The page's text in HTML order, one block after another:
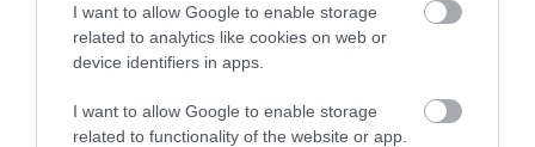
I want to allow Google to enable storage
related to analytics like cookies on web or
device identifiers in apps.
I want to allow Google to enable storage
related to functionality of the website or app.